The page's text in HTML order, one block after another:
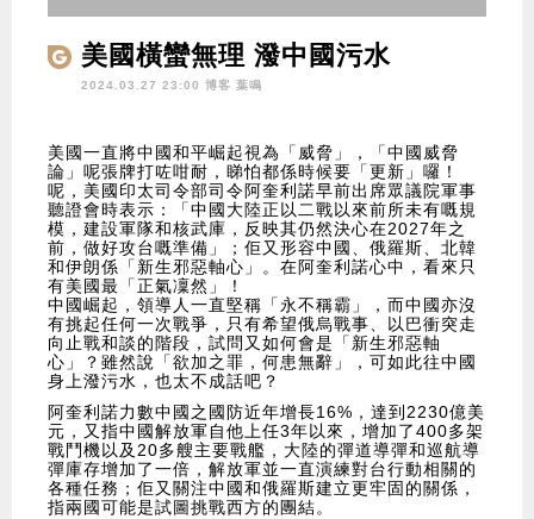
美國橫蠻無理 潑中國污水
2024.03.27 23:00 博客 葉鳴
美國一直將中國和平崛起視為「威脅」，「中國威脅
論」呢張牌打咗咁耐，睇怕都係時候要「更新」囉！
呢，美國印太司令部司令阿奎利諾早前出席眾議院軍事
聽證會時表示：「中國大陸正以二戰以來前所未有嘅規
模，建設軍隊和核武庫，反映其仍然決心在2027年之
前，做好攻台嘅準備」；佢又形容中國、俄羅斯、北韓
和伊朗係「新生邪惡軸心」。在阿奎利諾心中，看來只
有美國最「正氣凜然」！
中國崛起，領導人一直堅稱「永不稱霸」，而中國亦沒
有挑起任何一次戰爭，只有希望俄烏戰事、以巴衝突走
向止戰和談的階段，試問又如何會是「新生邪惡軸
心」？雖然說「欲加之罪，何患無辭」，可如此往中國
身上潑污水，也太不成話吧？
阿奎利諾力數中國之國防近年增長16%，達到2230億美
元，又指中國解放軍自他上任3年以來，增加了400多架
戰鬥機以及20多艘主要戰艦，大陸的彈道導彈和巡航導
彈庫存增加了一倍，解放軍並一直演練對台行動相關的
各種任務；佢又關注中國和俄羅斯建立更牢固的關係，
指兩國可能是試圖挑戰西方的團結。